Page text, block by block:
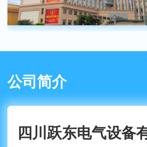
公司简介
四川跃东电气设备